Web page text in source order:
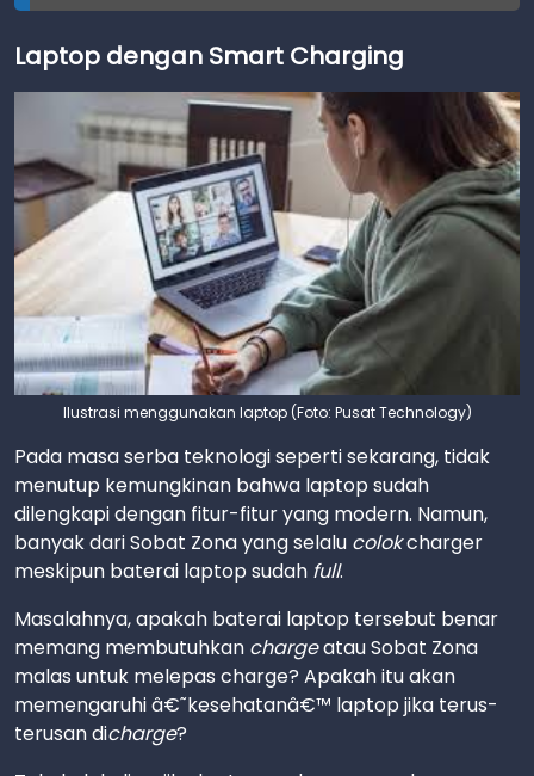
Laptop dengan Smart Charging
Ilustrasi menggunakan laptop (Foto: Pusat Technology)
Pada masa serba teknologi seperti sekarang, tidak
menutup kemungkinan bahwa laptop sudah
dilengkapi dengan fitur-fitur yang modern. Namun,
banyak dari Sobat Zona yang selalu colokcharger
meskipun baterai laptop sudah full.
Masalahnya, apakah baterai laptop tersebut benar
memang membutuhkan chargeatau Sobat Zona
malas untuk melepas charge? Apakah itu akan
memengaruhi â€˜kesehatanâ€™ laptop jika terus-
terusan dicharge?